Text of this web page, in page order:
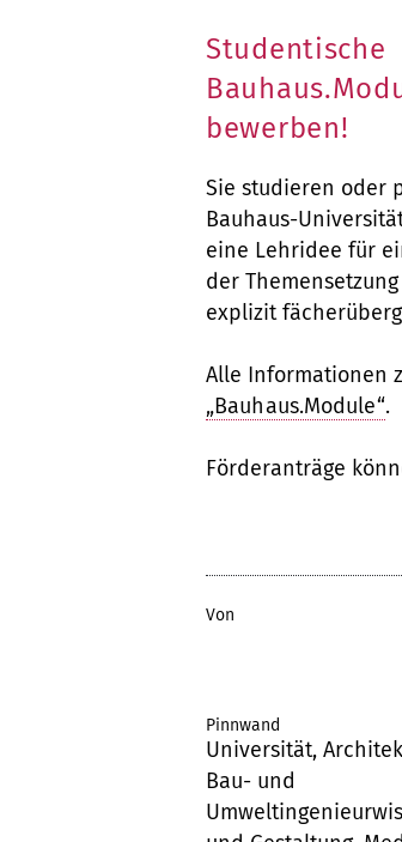
Studentische
bewerben!
Sie studieren oder
Bauhaus-
eine Lehridee für
der
explizit
Alle Informationen
„Bauhaus.Module“.
Förderanträge
Von
Pinnwand
Universität,
Bau- und